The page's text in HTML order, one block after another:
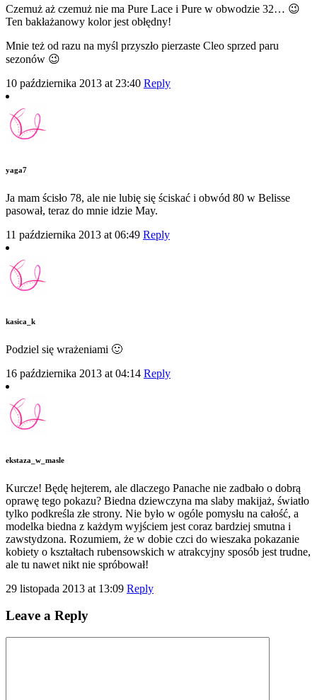
Czemuż aż czemuż nie ma Pure Lace i Pure w obwodzie 32… 😉
Ten bakłażanowy kolor jest obłędny!
Mnie też od razu na myśl przyszło pierzaste Cleo sprzed paru
sezonów 😉
10 października 2013 at 23:40 Reply
yaga7
Ja mam ścisło 78, ale nie lubię się ściskać i obwód 80 w Belisse
pasował, teraz do mnie idzie May.
11 października 2013 at 06:49 Reply
kasica_k
Podziel się wrażeniami 🙂
16 października 2013 at 04:14 Reply
ekstaza_w_masle
Kurcze! Będę hejterem, ale dlaczego Panache nie zadbało o dobrą
oprawę tego pokazu? Biedna dziewczyna ma slaby makijaż, światło
tylko podkreśla złe strony. Nie było w ogóle pomysłu na całość, a
modelka biedna z każdym wyjściem jest coraz bardziej smutna i
zawstydzona. Rozumiem, że w dobie czci do wieszaka pokazanie
kobiety o kształtach rubensowskich w atrakcyjny sposób jest trudne,
ale tu nawet nikt nie spróbował!
29 listopada 2013 at 13:09 Reply
Leave a Reply